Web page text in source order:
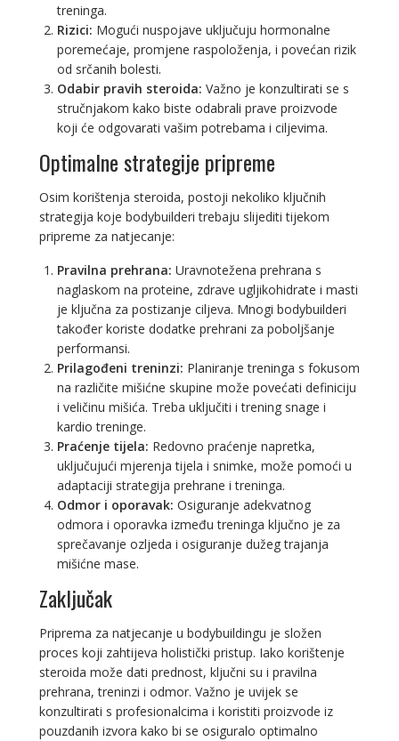
treninga.
Rizici: Mogući nuspojave uključuju hormonalne
poremećaje, promjene raspoloženja, i povećan rizik
od srčanih bolesti.
Odabir pravih steroida: Važno je konzultirati se s
stručnjakom kako biste odabrali prave proizvode
koji će odgovarati vašim potrebama i ciljevima.
Optimalne strategije pripreme
Osim korištenja steroida, postoji nekoliko ključnih
strategija koje bodybuilderi trebaju slijediti tijekom
pripreme za natjecanje:
Pravilna prehrana: Uravnotežena prehrana s
naglaskom na proteine, zdrave ugljikohidrate i masti
je ključna za postizanje ciljeva. Mnogi bodybuilderi
također koriste dodatke prehrani za poboljšanje
performansi.
Prilagođeni treninzi: Planiranje treninga s fokusom
na različite mišićne skupine može povećati definiciju
i veličinu mišića. Treba uključiti i trening snage i
kardio treninge.
Praćenje tijela: Redovno praćenje napretka,
uključujući mjerenja tijela i snimke, može pomoći u
adaptaciji strategija prehrane i treninga.
Odmor i oporavak: Osiguranje adekvatnog
odmora i oporavka između treninga ključno je za
sprečavanje ozljeda i osiguranje dužeg trajanja
mišićne mase.
Zaključak
Priprema za natjecanje u bodybuildingu je složen
proces koji zahtijeva holistički pristup. Iako korištenje
steroida može dati prednost, ključni su i pravilna
prehrana, treninzi i odmor. Važno je uvijek se
konzultirati s profesionalcima i koristiti proizvode iz
pouzdanih izvora kako bi se osiguralo optimalno